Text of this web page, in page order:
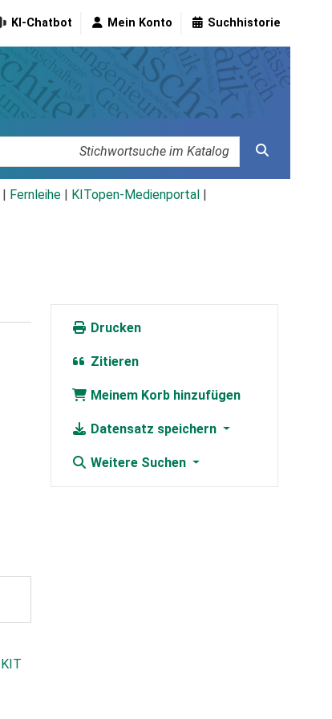
KI-Chatbot Mein Konto Suchhistorie
Fernleihe KITopen-Medienportal
Drucken
Zitieren
Meinem Korb hinzufügen
Datensatz speichern
Weitere Suchen
KIT